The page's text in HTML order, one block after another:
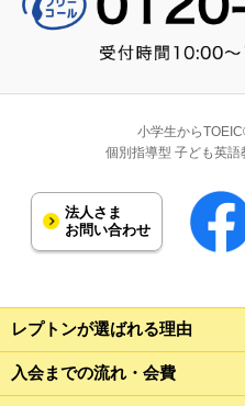
小学生から
個別指導型 子ども英語
法人さま
お問い合わせ
レプトンが選ばれる理由
入会までの流れ・会費